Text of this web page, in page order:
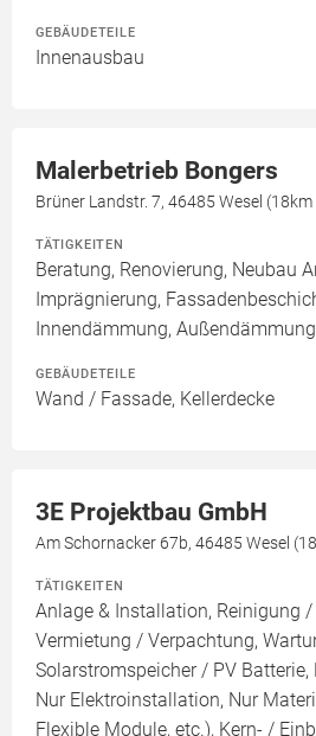
GEBÄUDETEILE
Innenausbau
Malerbetrieb Bongers
Brüner Landstr. 7, 46485 Wesel
TÄTIGKEITEN
Beratung, Renovierung, Neubau
Imprägnierung,
Innendämmung, Außendämmung
GEBÄUDETEILE
Wand / Fassade, Kellerdecke
3E Projektbau GmbH
Am Schornacker 67b, 46485 Wesel
TÄTIGKEITEN
Anlage & Installation, Reinigung /
Vermietung / Verpachtung,
Solarstromspeicher / PV
Nur Elektroinstallation, Nur
Flexible Module, etc.), Kern- /